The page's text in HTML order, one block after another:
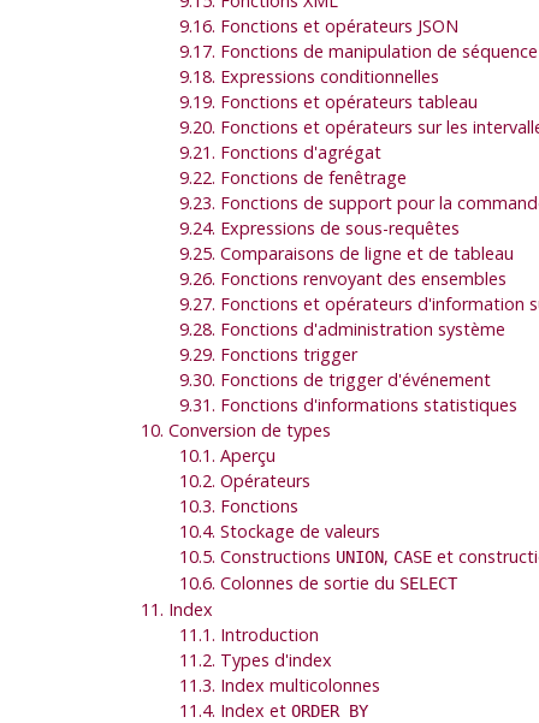
9.16. Fonctions et opérateurs JSON
9.17. Fonctions de manipulation de séquence
9.18. Expressions conditionnelles
9.19. Fonctions et opérateurs tableau
9.20. Fonctions et opérateurs sur les
9.21. Fonctions d'agrégat
9.22. Fonctions de fenêtrage
9.23. Fonctions de support pour la
9.24. Expressions de sous-requêtes
9.25. Comparaisons de ligne et de tableau
9.26. Fonctions renvoyant des ensembles
9.27. Fonctions et opérateurs d'information
9.28. Fonctions d'administration système
9.29. Fonctions trigger
9.30. Fonctions de trigger d'événement
9.31. Fonctions d'informations statistiques
10. Conversion de types
10.1. Aperçu
10.2. Opérateurs
10.3. Fonctions
10.4. Stockage de valeurs
10.5. Constructions UNION, CASEet
10.6. Colonnes de sortie du SELECT
11. Index
11.1. Introduction
11.2. Types d'index
11.3. Index multicolonnes
11.4. Index et ORDER BY